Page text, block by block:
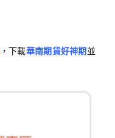
，下載華南期貨好神期並